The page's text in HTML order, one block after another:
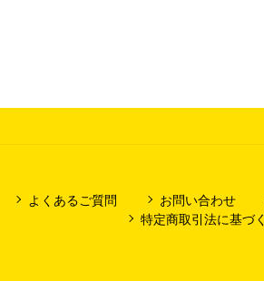
よくあるご質問 お問い合わせ
特定商取引法に基づ